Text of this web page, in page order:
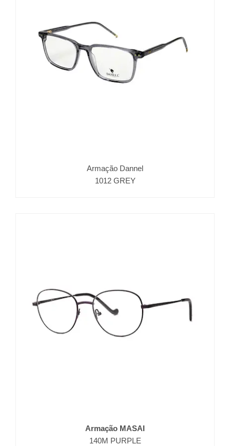
Armação Dannel
1012 GREY
Armação MASAI
140M PURPLE